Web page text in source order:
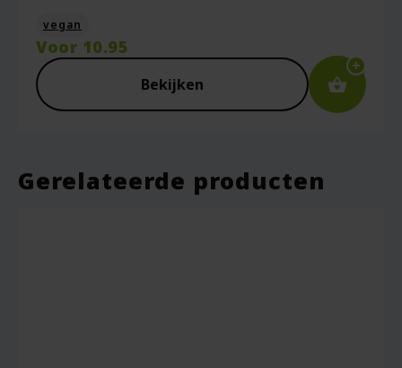
vegan
Voor 10.95
Bekijken
Gerelateerde producten